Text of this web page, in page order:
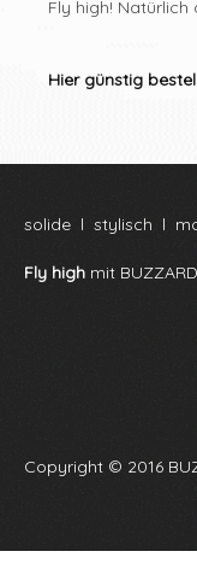
Fly high! Natürlich
Hier günstig
solide l stylisch l
Fly high mit
Copyright © 2016